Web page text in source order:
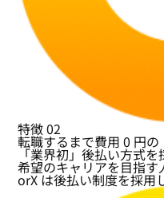
特徴02
転職するまで費用 0 円の
「業界初」後払い方式を
希望のキャリアを目指
orX は後払い制度を採用